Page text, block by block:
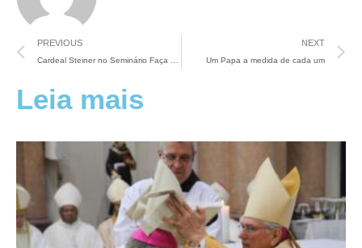
Leia mais
PREVIOUS NEXT
Um Papa a medida de cada um